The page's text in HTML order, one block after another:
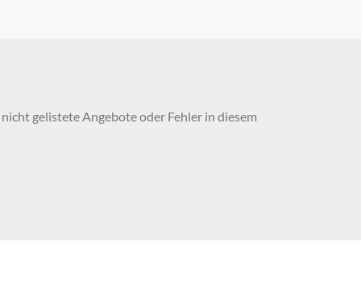
gelistete Angebote oder Fehler in diesem